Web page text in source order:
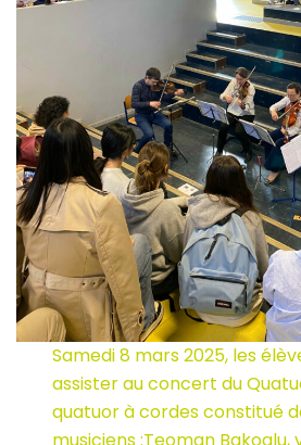
Samedi 8 mars 2025, les
assister au concert du
quatuor à cordes constitué